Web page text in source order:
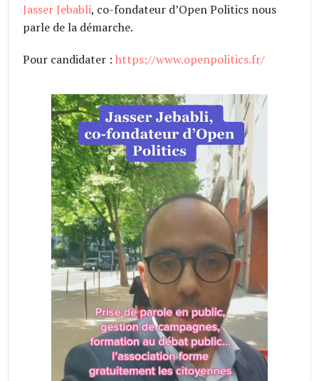
Jasser Jebabli, co-fondateur d’Open Politics nous
parle de la démarche.
Pour candidater :https://www.openpolitics.fr/